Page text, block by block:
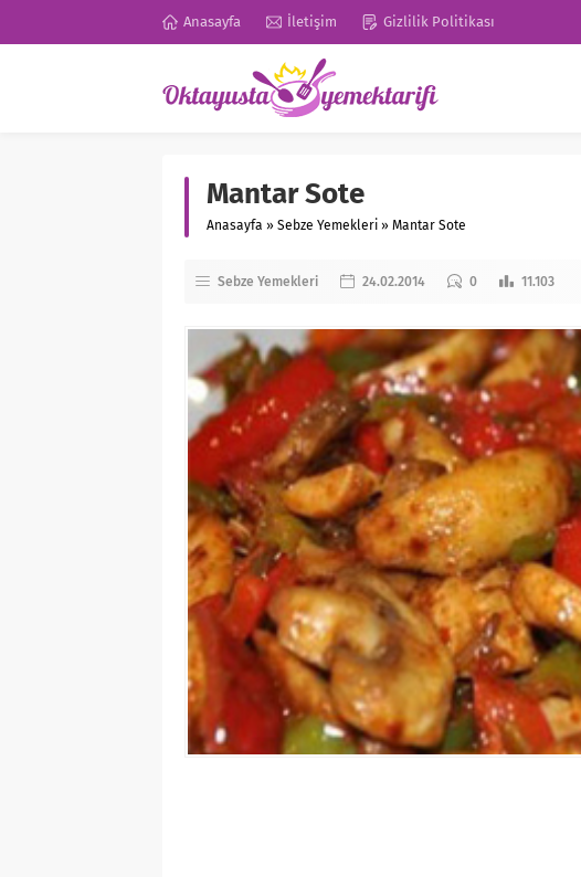
Anasayfa İletişim Gizlilik Politikası
Mantar Sote
Anasayfa » Sebze Yemekleri » Mantar Sote
Sebze Yemekleri 24.02.2014 0 11.103